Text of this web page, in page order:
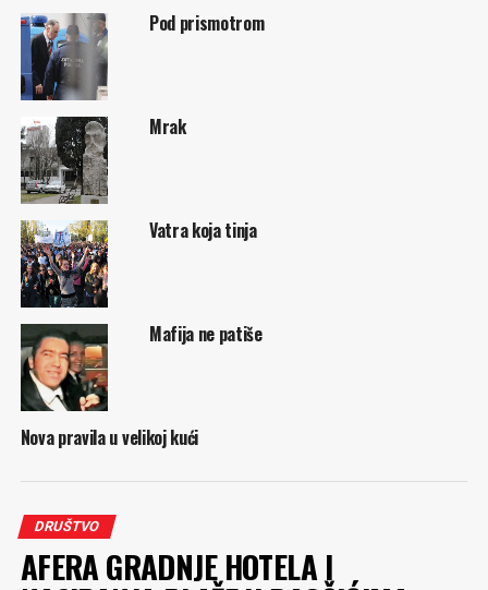
Pod prismotrom
Mrak
Vatra koja tinja
Mafija ne patiše
Nova pravila u velikoj kući
DRUŠTVO
AFERA GRADNJE HOTELA I